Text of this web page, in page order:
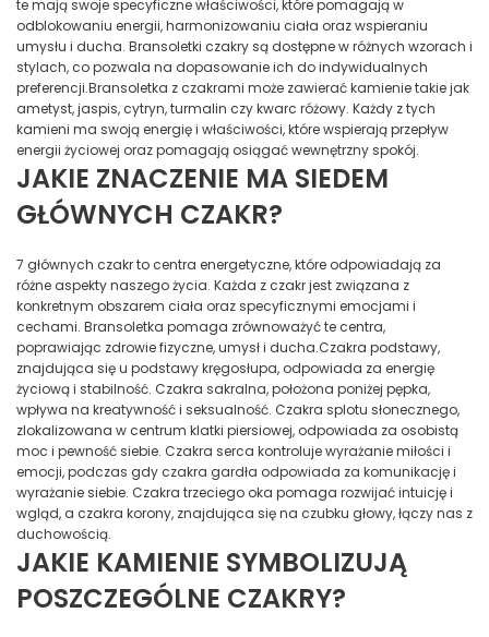
te mają swoje specyficzne właściwości, które pomagają w
odblokowaniu energii, harmonizowaniu ciała oraz wspieraniu
umysłu i ducha. Bransoletki czakry są dostępne w różnych wzorach i
stylach, co pozwala na dopasowanie ich do indywidualnych
preferencji.Bransoletka z czakrami może zawierać kamienie takie jak
ametyst, jaspis, cytryn, turmalin czy kwarc różowy. Każdy z tych
kamieni ma swoją energię i właściwości, które wspierają przepływ
energii życiowej oraz pomagają osiągać wewnętrzny spokój.
JAKIE ZNACZENIE MA SIEDEM
GŁÓWNYCH CZAKR?
7 głównych czakr to centra energetyczne, które odpowiadają za
różne aspekty naszego życia. Każda z czakr jest związana z
konkretnym obszarem ciała oraz specyficznymi emocjami i
cechami. Bransoletka pomaga zrównoważyć te centra,
poprawiając zdrowie fizyczne, umysł i ducha.Czakra podstawy,
znajdująca się u podstawy kręgosłupa, odpowiada za energię
życiową i stabilność. Czakra sakralna, położona poniżej pępka,
wpływa na kreatywność i seksualność. Czakra splotu słonecznego,
zlokalizowana w centrum klatki piersiowej, odpowiada za osobistą
moc i pewność siebie. Czakra serca kontroluje wyrażanie miłości i
emocji, podczas gdy czakra gardła odpowiada za komunikację i
wyrażanie siebie. Czakra trzeciego oka pomaga rozwijać intuicję i
wgląd, a czakra korony, znajdująca się na czubku głowy, łączy nas z
duchowością.
JAKIE KAMIENIE SYMBOLIZUJĄ
POSZCZEGÓLNE CZAKRY?